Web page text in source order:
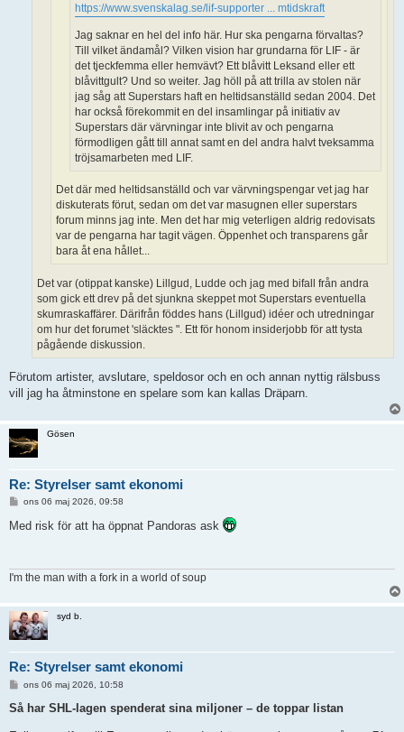
https://www.svenskalag.se/lif-supporter ... mtidskraft
Jag saknar en hel del info här. Hur ska pengarna förvaltas?
Till vilket ändamål? Vilken vision har grundarna för LIF - är
det tjeckfemma eller hemvävt? Ett blåvitt Leksand eller ett
blåvittgult? Und so weiter. Jag höll på att trilla av stolen när
jag såg att Superstars haft en heltidsanställd sedan 2004. Det
har också förekommit en del insamlingar på initiativ av
Superstars där värvningar inte blivit av och pengarna
förmodligen gått till annat samt en del andra halvt tveksamma
tröjsamarbeten med LIF.
Det där med heltidsanställd och var värvningspengar vet jag har
diskuterats förut, sedan om det var masugnen eller superstars
forum minns jag inte. Men det har mig veterligen aldrig redovisats
var de pengarna har tagit vägen. Öppenhet och transparens går
bara åt ena hållet...
Det var (otippat kanske) Lillgud, Ludde och jag med bifall från andra
som gick ett drev på det sjunkna skeppet mot Superstars eventuella
skumraskaffärer. Därifrån föddes hans (Lillgud) idéer och utredningar
om hur det forumet 'släcktes ". Ett för honom insiderjobb för att tysta
pågående diskussion.
Förutom artister, avslutare, speldosor och en och annan nyttig rälsbuss
vill jag ha åtminstone en spelare som kan kallas Dräparn.
Gösen
Re: Styrelser samt ekonomi
l
ons 06 maj 2026, 09:58
Med risk för att ha öppnat Pandoras ask
I'm the man with a fork in a world of soup
syd b.
Re: Styrelser samt ekonomi
l
ons 06 maj 2026, 10:58
Så har SHL-lagen spenderat sina miljoner – de toppar listan